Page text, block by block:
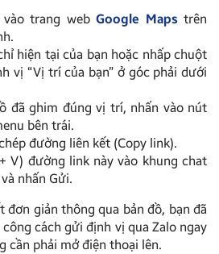
vào trang webGoogle Mapstrên
hiện tại của bạn hoặc nhấp chuột
vị “Vị trí của bạn” ở góc phải dưới
đã ghim đúng vị trí, nhấn vào nút
bên trái.
đường liên kết (Copy link).
V) đường link này vào khung chat
nhấn Gửi.
đơn giản thông qua bản đồ, bạn đã
cách gửi định vị qua Zalo ngay
cần phải mở điện thoại lên.